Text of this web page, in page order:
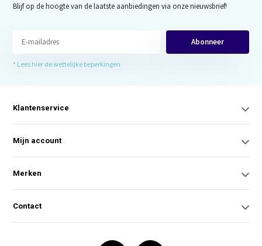
Blijf op de hoogte van de laatste aanbiedingen via onze nieuwsbrief!
Abonneer
* Lees hier de wettelijke beperkingen
Klantenservice
Mijn account
Merken
Contact